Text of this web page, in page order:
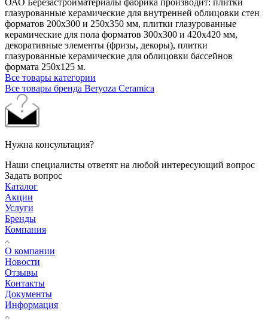
глазурованные керамические для внутренней облицовки стен
форматов 200х300 и 250х350 мм, плитки глазурованные
керамические для пола форматов 300х300 и 420х420 мм,
декоративные элементы (фризы, декоры), плитки
глазурованные керамические для облицовки бассейнов
формата 250х125 м.
Все товары категории
Все товары бренда Beryoza Ceramica
Нужна консультация?
Наши специалисты ответят на любой интересующий вопрос
Задать вопрос
Каталог
Акции
Услуги
Бренды
Компания
О компании
Новости
Отзывы
Контакты
Документы
Информация